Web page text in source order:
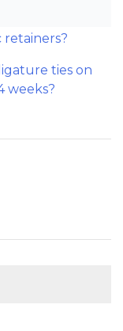
ties on
weeks?